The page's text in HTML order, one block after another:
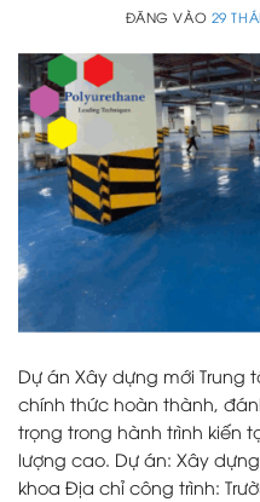
ĐĂNG VÀO 29
Dự án Xây dựng mới Trung
chính thức hoàn thành,
trọng trong hành trình kiến
lượng cao. Dự án: Xây
khoa Địa chỉ công trình: